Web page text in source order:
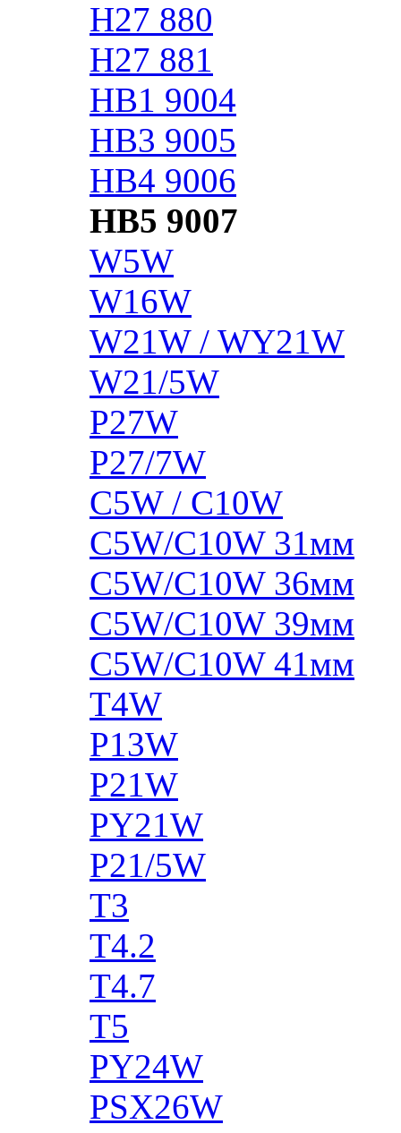
H27 880
H27 881
HB1 9004
HB3 9005
HB4 9006
HB5 9007
W5W
W16W
W21W / WY21W
W21/5W
P27W
P27/7W
C5W / C10W
C5W/C10W 31мм
C5W/C10W 36мм
C5W/C10W 39мм
C5W/C10W 41мм
T4W
P13W
P21W
PY21W
P21/5W
T3
T4.2
T4.7
T5
PY24W
PSX26W